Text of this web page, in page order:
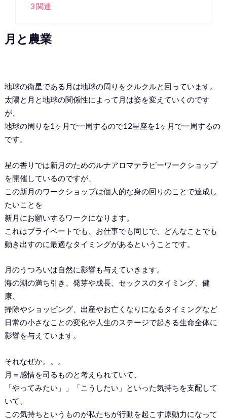
3 関連
月と農業
地球の衛星である月は地球の周りをクルクルと回っています。
太陽と月と地球の関係性によって月は姿を変えていくのです
が、
地球の周りを1ヶ月で一周するので12星座を1ヶ月で一周するの
です。
星の香りでは新月のためのルナアロマテラピーワークショップ
を開催しているのですが、
この新月のワークショップは個人的な身の回りのことで達成し
たいことを
新月にお願いするワークになります。
これはプライベートでも、お仕事でも同じで、どんなことでも
動き出すのに最適なタイミングがあるということです。
月のうつろいは自然に影響も与えていきます。
海の潮の満ち引き、発芽や成長、セックスのタイミング、健
康、
掃除やショッピング、出産やお亡くなりになるタイミングなど
日常の小さなことの変化や人生のステージで起きる生命全体に
影響を与えています。
それなぜか。。。
月＝感情を司るものと考えられていて、
「やってみたい」」「こうしたい」といった気持ちを支配して
いて、
この気持ちというものが私たちが行動を起こす原動力になって